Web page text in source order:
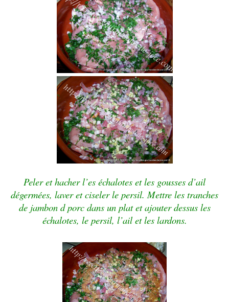
Peler et hacher l’es échalotes et les gousses d’ail
dégermées, laver et ciseler le persil. Mettre les tranches
de jambon d porc dans un plat et ajouter dessus les
échalotes, le persil, l’ail et les lardons.